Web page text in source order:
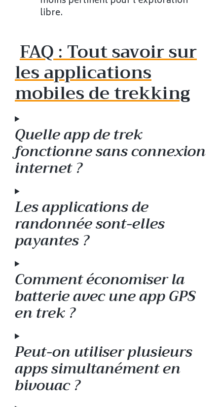
libre.
FAQ : Tout savoir sur
les applications
mobiles de trekking
Quelle app de trek
fonctionne sans connexion
internet ?
Les applications de
randonnée sont-elles
payantes ?
Comment économiser la
batterie avec une app GPS
en trek ?
Peut-on utiliser plusieurs
apps simultanément en
bivouac ?